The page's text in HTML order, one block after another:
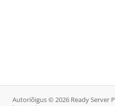
Autoriõigus © 2026 Ready Server